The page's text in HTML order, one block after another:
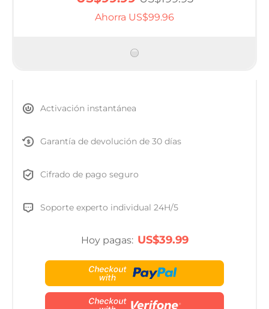
Ahorra US$99.96
Activación instantánea
Garantía de devolución de 30 días
Cifrado de pago seguro
Soporte experto individual 24H/5
Hoy pagas: US$39.99